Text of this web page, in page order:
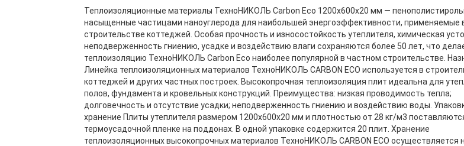
Теплоизоляционные материалы ТехноНИКОЛЬ Carbon Eco 1200x600x20 мм —
насыщенные частицами наноуглерода для наибольшей энергоэффективности, применяемые
строительстве коттеджей. Особая прочность и износостойкость утеплителя, химическая
неподверженность гниению, усадке и воздействию влаги сохраняются более 50 лет, что
теплоизоляцию ТехноНИКОЛЬ Carbon Eco наиболее популярной в частном строительстве.
Линейка теплоизоляционных материалов ТехноНИКОЛЬ CARBON ECO используется в
коттеджей и других частных построек. Высокопрочная теплоизоляция плит идеальна для
полов, фундамента и кровельных конструкций. Преимущества: низкая проводимость тепла;
долговечность и отсутствие усадки; неподверженность гниению и воздействию воды.
хранение Плиты утеплителя размером 1200x600x20 мм и плотностью от 28 кг/м3
термоусадочной пленке на поддонах. В одной упаковке содержится 20 плит. Хранение
теплоизоляционных высокопрочных материалов ТехноНИКОЛЬ CARBON ECO осуществляется